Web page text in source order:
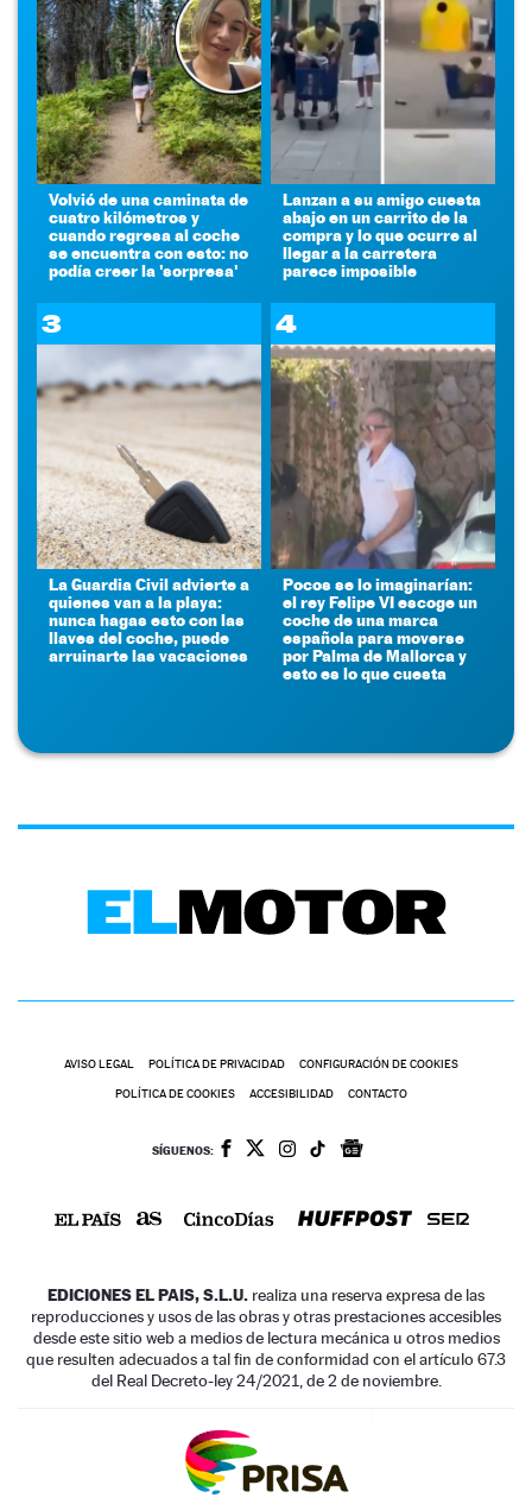
Volvió de una caminata de
cuatro kilómetros y
cuando regresa al coche
se encuentra con esto: no
podía creer la 'sorpresa'
Lanzan a su amigo cuesta
abajo en un carrito de la
compra y lo que ocurre al
llegar a la carretera
parece imposible
3
La Guardia Civil advierte a
quienes van a la playa:
nunca hagas esto con las
llaves del coche, puede
arruinarte las vacaciones
4
Pocos se lo imaginarían:
el rey Felipe VI escoge un
coche de una marca
española para moverse
por Palma de Mallorca y
esto es lo que cuesta
AVISO LEGAL POLÍTICA DE PRIVACIDAD CONFIGURACIÓN DE COOKIES
POLÍTICA DE COOKIES ACCESIBILIDAD CONTACTO
SÍGUENOS:
EDICIONES EL PAIS, S.L.U. realiza una reserva expresa de las
reproducciones y usos de las obras y otras prestaciones accesibles
desde este sitio web a medios de lectura mecánica u otros medios
que resulten adecuados a tal fin de conformidad con el artículo 67.3
del Real Decreto-ley 24/2021, de 2 de noviembre.